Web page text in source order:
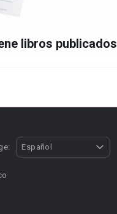
libros publicados
Español